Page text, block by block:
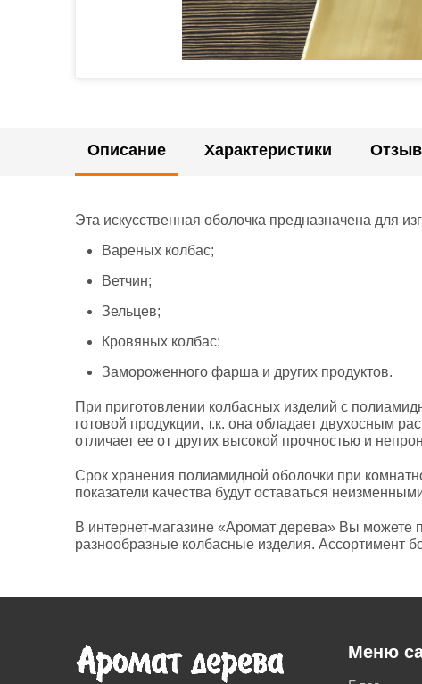
Описание Характеристики
Эта искусственная оболочка предназначена для
Вареных колбас;
Ветчин;
Зельцев;
Кровяных колбас;
Замороженного фарша и других продуктов.
При приготовлении колбасных изделий с
готовой продукции, т.к. она обладает двухосным
отличает ее от других высокой прочностью и
Срок хранения полиамидной оболочки при
показатели качества будут оставаться
В интернет-магазине «Аромат дерева» Вы можете
разнообразные колбасные изделия. Ассортимент
Меню